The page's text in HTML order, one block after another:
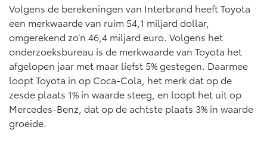
Connected
Connected Services
MyToyota login
MyToyota App
Abonnementen
Multimedia
Volgens de berekeningen van Interbrand heeft Toyota
een merkwaarde van ruim 54,1 miljard dollar,
omgerekend zo’n 46,4 miljard euro. Volgens het
onderzoeksbureau is de merkwaarde van Toyota het
afgelopen jaar met maar liefst 5% gestegen. Daarmee
loopt Toyota in op Coca-Cola, het merk dat op de
zesde plaats 1% in waarde steeg, en loopt het uit op
Mercedes-Benz, dat op de achtste plaats 3% in waarde
groeide.